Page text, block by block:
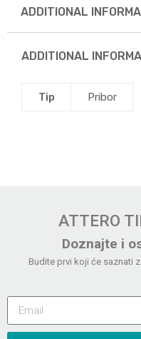
ADDITIONAL
ADDITIONAL
Tip Pribor
ATTERO
Doznajte i
Budite prvi koji će saznati